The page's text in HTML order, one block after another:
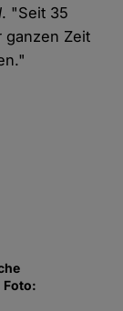
. "Seit 35
ganzen Zeit
Foto: